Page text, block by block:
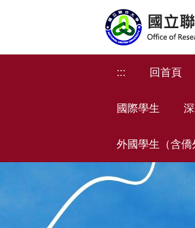
::: 回首頁
國際學生
外國學生（含